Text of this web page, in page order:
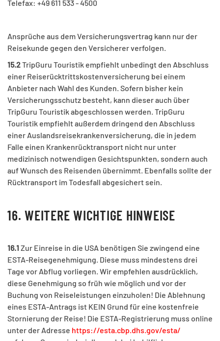
Telefax: +49 611 533 - 4500
Ansprüche aus dem Versicherungsvertrag kann nur der
Reisekunde gegen den Versicherer verfolgen.
15.2TripGuru Touristik empfiehlt unbedingt den Abschluss
einer Reiserücktrittskostenversicherung bei einem
Anbieter nach Wahl des Kunden. Sofern bisher kein
Versicherungsschutz besteht, kann dieser auch über
TripGuru Touristik abgeschlossen werden. TripGuru
Touristik empfiehlt außerdem dringend den Abschluss
einer Auslandsreisekrankenversicherung, die in jedem
Falle einen Krankenrücktransport nicht nur unter
medizinisch notwendigen Gesichtspunkten, sondern auch
auf Wunsch des Reisenden übernimmt. Ebenfalls sollte der
Rücktransport im Todesfall abgesichert sein.
16. WEITERE WICHTIGE HINWEISE
16.1 Zur Einreise in die USA benötigen Sie zwingend eine
ESTA-Reisegenehmigung. Diese muss mindestens drei
Tage vor Abflug vorliegen. Wir empfehlen ausdrücklich,
diese Genehmigung so früh wie möglich und vor der
Buchung von Reiseleistungen einzuholen! Die Ablehnung
eines ESTA-Antrags ist KEIN Grund für eine kostenfreie
Stornierung der Reise! Die ESTA-Registrierung muss online
unter der Adresse https://esta.cbp.dhs.gov/esta/